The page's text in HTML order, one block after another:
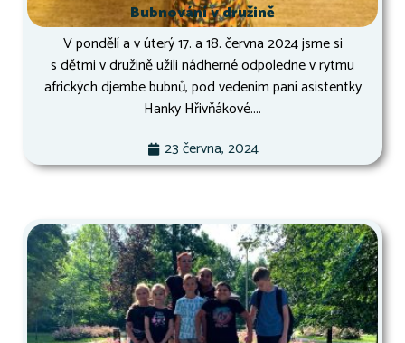
Bubnování v družině
V pondělí a v úterý 17. a 18. června 2024 jsme si
s dětmi v družině užili nádherné odpoledne v rytmu
afrických djembe bubnů, pod vedením paní asistentky
Hanky Hřivňákové....
23 června, 2024